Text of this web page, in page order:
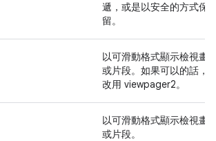
遞，或是以安全的方式保
留。
以可滑動格式顯示檢視畫
或片段。如果可以的話，
改用 viewpager2。
以可滑動格式顯示檢視畫
或片段。